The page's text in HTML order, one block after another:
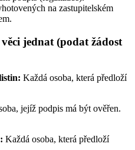
na zastupitelském
jednat (podat žádost
Každá osoba, která předloží
jejíž podpis má být ověřen.
Každá osoba, která předloží